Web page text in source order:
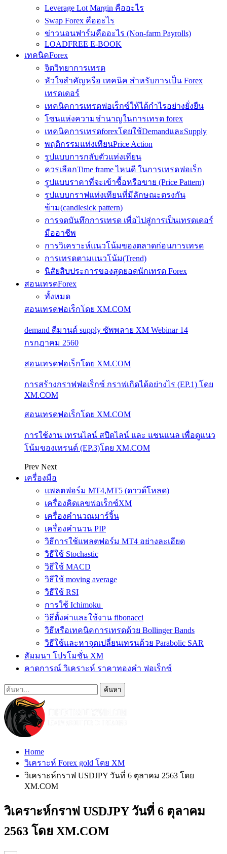
Leverage Lot Margin คืออะไร
Swap Forex คืออะไร
ข่าวนอนฟาร์มคืออะไร (Non-farm Payrolls)
LOADFREE E-BOOK
เทคนิคForex
จิตวิทยาการเทรด
หัวใจสำคัญหรือ เทคนิค สำหรับการเป็น Forex
เทรดเดอร์
เทคนิคการเทรดฟอเร็กซ์ให้ได้กำไรอย่างยั่งยืน
โซนแห่งความชำนาญในการเทรด forex
เทคนิคการเทรดforexโดยใช้DemandและSupply
พฤติกรรมแท่งเทียนPrice Action
รูปแบบการกลับตัวแท่งเทียน
ควรเลือกTime frame ไหนดี ในการเทรดฟอเร็ก
รูปแบบราคาที่จะเข้าซื้อหรือขาย (Price Pattern)
รูปแบบกราฟแท่งเทียนที่มีลักษณะตรงกัน
ข้าม(candlesick pattern)
การจดบันทึกการเทรด เพื่อไปสู่การเป็นเทรดเดอร์
มืออาชีพ
การวิเคราะห์แนวโน้มของตลาดก่อนการเทรด
การเทรดตามแนวโน้ม(Trend)
นิสัยสิบประการของสุดยอดนักเทรด Forex
สอนเทรดForex
ทั้งหมด
สอนเทรดฟอเร็กโดย XM.COM
demand ดีมานด์ supply ซัพพลาย XM Webinar 14
กรกฎาคม 2560
สอนเทรดฟอเร็กโดย XM.COM
การสร้างกราฟฟอเร็กซ์ กราฟเกิดได้อย่างไร (EP.1) โดย
XM.COM
สอนเทรดฟอเร็กโดย XM.COM
การใช้งาน เทรนไลน์ สปีดไลน์ และ แชนแนล เพื่อดูแนว
โน้มของเทรนด์ (EP.3)โดย XM.COM
Prev Next
เครื่องมือ
แพลตฟอร์ม MT4,MT5 (ดาวด์โหลด)
เครื่องคิดเลขฟอเร็กซ์XM
เครื่องคำนวณมาร์จิ้น
เครื่องคำนวน PIP
วิธีการใช้แพลตฟอร์ม MT4 อย่างละเอียด
วิธีใช้ Stochastic
วิธีใช้ MACD
วิธีใช้ moving average
วิธีใช้ RSI
การใช้ Ichimoku
วิธีตั้งค่าและใช้งาน fibonacci
วิธีหรือเทคนิคการเทรดด้วย Bollinger Bands
วิธีใช้และหาจุดเปลี่ยนเทรนด้วย Parabolic SAR
สัมมนา โปรโมชั่น XM
คาดการณ์ วิเคราะห์ ราคาทองคำ ฟอเร็กซ์
Home
วิเคราะห์ Forex gold โดย XM
วิเคราะห์กราฟ USDJPY วันที่ 6 ตุลาคม 2563 โดย
XM.COM
วิเคราะห์กราฟ USDJPY วันที่ 6 ตุลาคม
2563 โดย XM.COM